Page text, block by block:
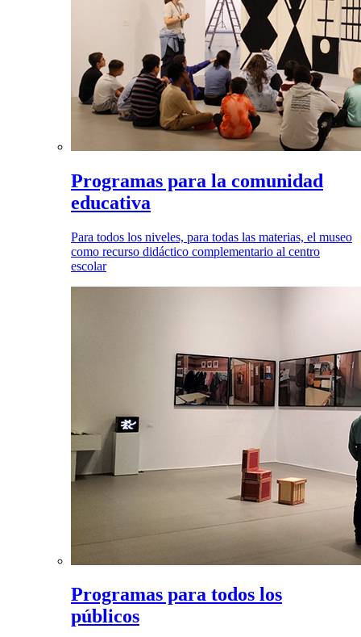
Programas para la comunidad
educativa
Para todos los niveles, para todas las materias, el museo
como recurso didáctico complementario al centro
escolar
Programas para todos los
públicos